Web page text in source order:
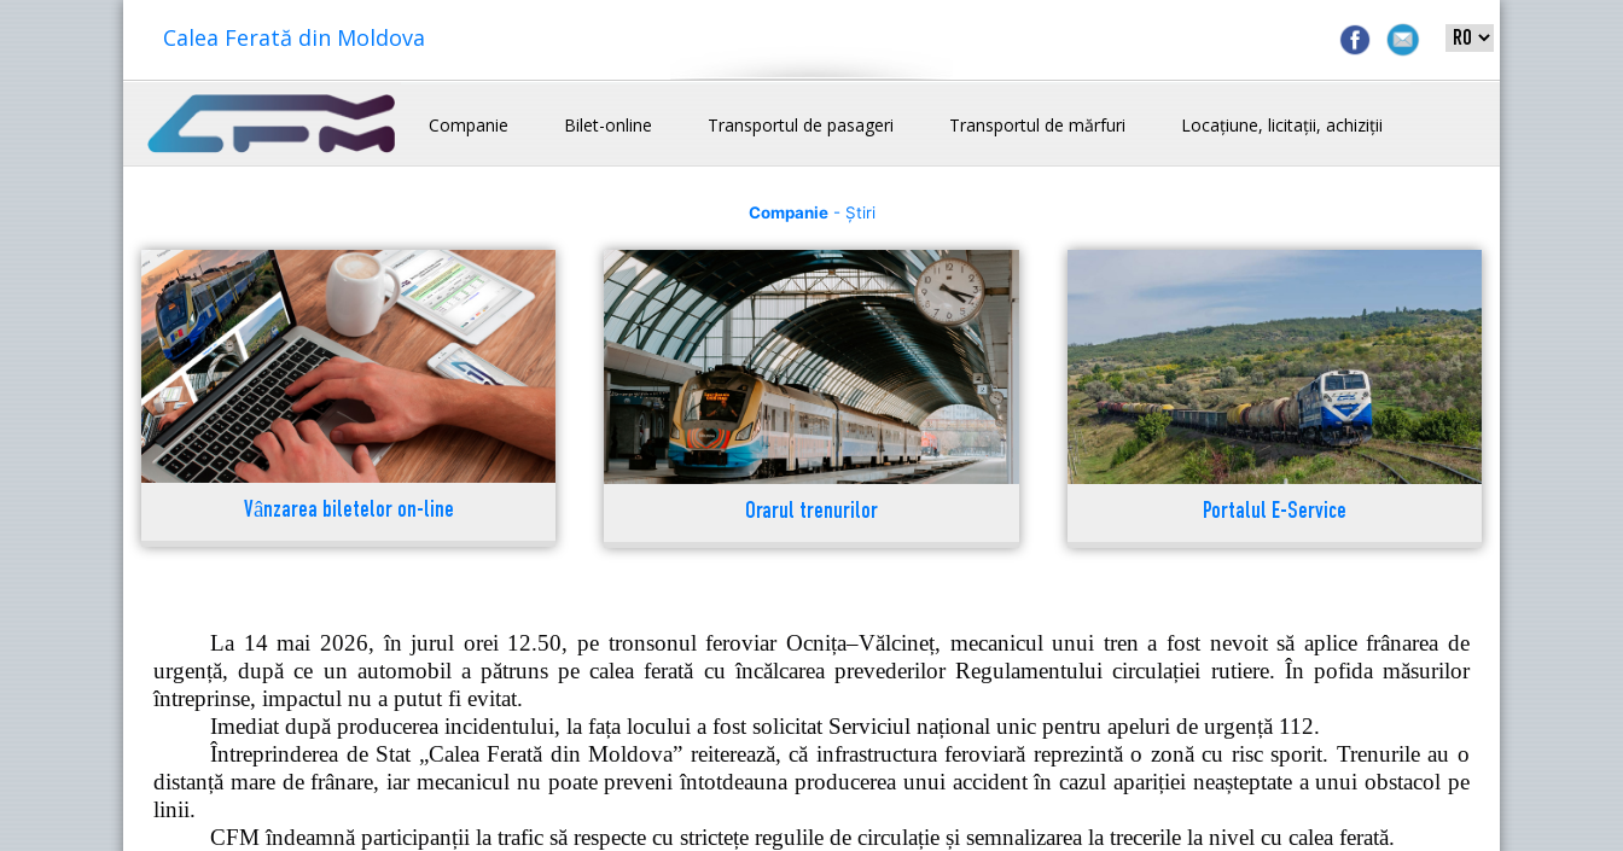
Calea Ferată din Moldova
Companie Bilet-online Transportul de pasageri Transportul de mărfuri Locațiune, licitații, achiziții
Companie- Știri
Vânzarea biletelor on-line Orarul trenurilor Portalul E-Service
La 14 mai 2026, în jurul orei 12.50, pe tronsonul feroviar Ocnița–Vălcineț, mecanicul unui tren a fost nevoit să aplice frânarea de
urgență, după ce un automobil a pătruns pe calea ferată cu încălcarea prevederilor Regulamentului circulației rutiere. În pofida măsurilor
întreprinse, impactul nu a putut fi evitat.
Imediat după producerea incidentului, la fața locului a fost solicitat Serviciul național unic pentru apeluri de urgență 112.
Întreprinderea de Stat „Calea Ferată din Moldova” reiterează, că infrastructura feroviară reprezintă o zonă cu risc sporit. Trenurile au o
distanță mare de frânare, iar mecanicul nu poate preveni întotdeauna producerea unui accident în cazul apariției neașteptate a unui obstacol pe
linii.
CFM îndeamnă participanții la trafic să respecte cu strictețe regulile de circulație și semnalizarea la trecerile la nivel cu calea ferată.